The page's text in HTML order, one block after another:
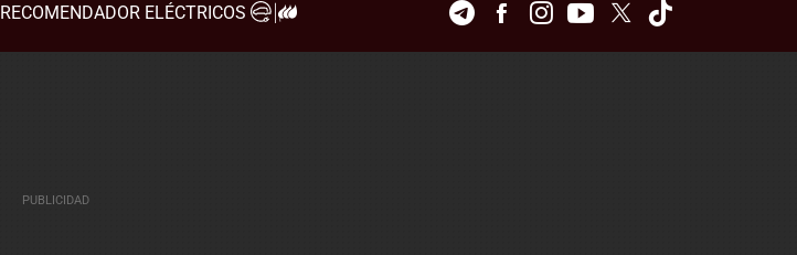
RECOMENDADOR ELÉCTRICOS
TelegramFacebookInstagramYoutubeTwitter